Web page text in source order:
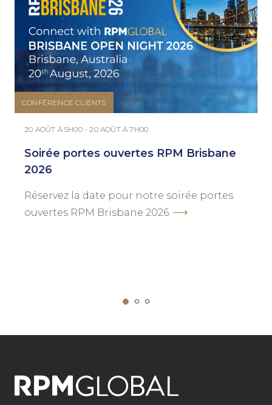
CONFÉRENCE CLIENTS
20 AOÛT À 5H00 - 20 AOÛT À 7H00
Soirée portes ouvertes RPM Brisbane
2026
Réservez la date pour notre soirée portes
ouvertes RPM Brisbane 2026.